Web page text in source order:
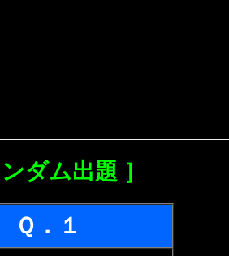
ンダム出題 ］
Ｑ．１